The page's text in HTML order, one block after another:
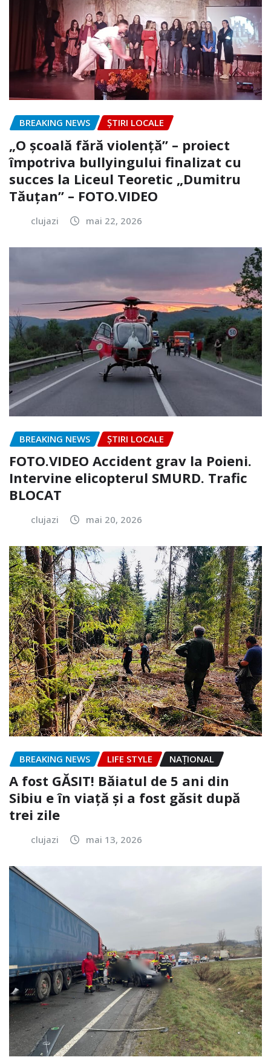
BREAKING NEWS ȘTIRI LOCALE
„O școală fără violență” – proiect
împotriva bullyingului finalizat cu
succes la Liceul Teoretic „Dumitru
Tăuțan” – FOTO.VIDEO
clujazi mai 22, 2026
BREAKING NEWS ȘTIRI LOCALE
FOTO.VIDEO Accident grav la Poieni.
Intervine elicopterul SMURD. Trafic
BLOCAT
clujazi mai 20, 2026
BREAKING NEWS LIFE STYLE NAŢIONAL
A fost GĂSIT! Băiatul de 5 ani din
Sibiu e în viață și a fost găsit după
trei zile
clujazi mai 13, 2026